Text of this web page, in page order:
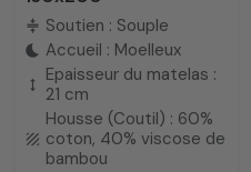
compress Soutien : Souple
bedtime Accueil : Moelleux
height
Epaisseur du matelas :
21 cm
texture
Housse (Coutil) : 60%
coton, 40% viscose de
bambou